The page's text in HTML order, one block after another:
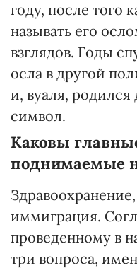
году, после того
называть его
взглядов. Годы
осла в другой
и, вуаля,
символ.
Каковы
поднимаемые
иммиграция.
проведенному в
три вопроса,